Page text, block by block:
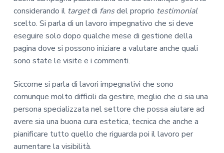
considerando il targetdi fansdel proprio testimonial
scelto. Si parla di un lavoro impegnativo che si deve
eseguire solo dopo qualche mese di gestione della
pagina dove si possono iniziare a valutare anche quali
sono state le visite e i commenti.
Siccome si parla di lavori impegnativi che sono
comunque molto difficili da gestire, meglio che ci sia una
persona specializzata nel settore che possa aiutare ad
avere sia una buona cura estetica, tecnica che anche a
pianificare tutto quello che riguarda poi il lavoro per
aumentare la visibilità.